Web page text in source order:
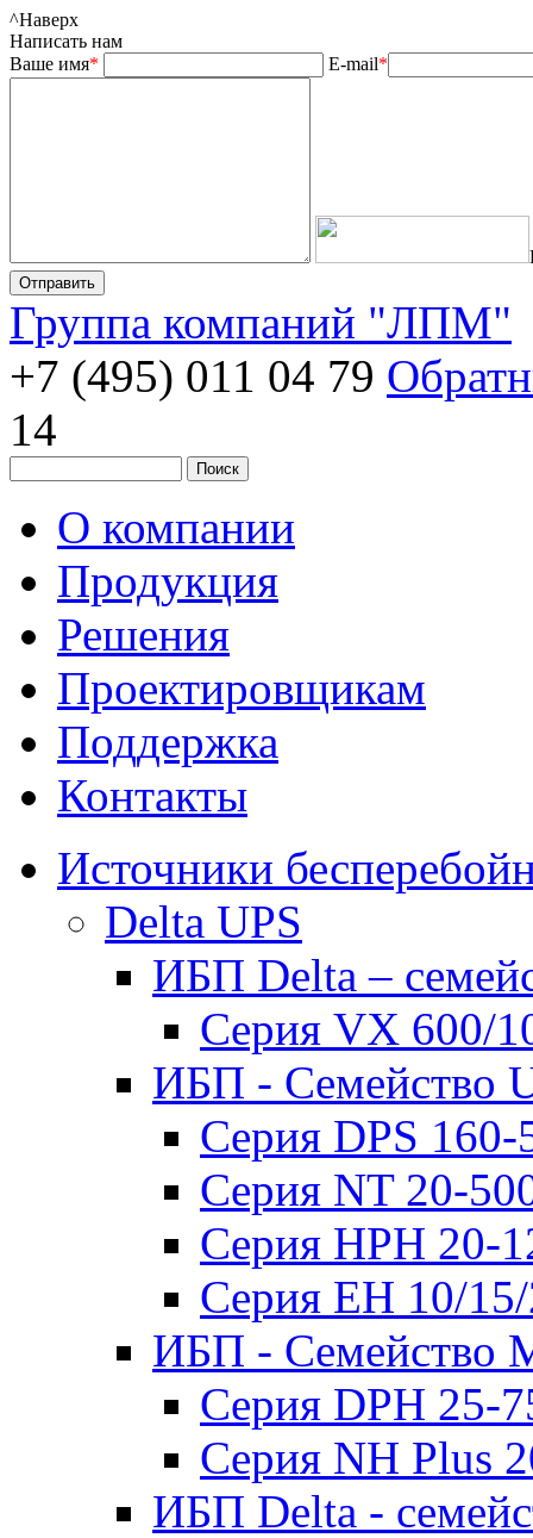
^Наверх
Написать нам
Ваше имя* E-mail*
Группа компаний "ЛПМ"
+7 (495) 011 04 79
14
О компании
Продукция
Решения
Проектировщикам
Поддержка
Контакты
Источники
Delta UPS
ИБП Delta –
Серия VX 600/
ИБП - Семейство
Серия DPS
Серия NT 20-
Серия HPH 20-
Серия EH 10/
ИБП - Семейство
Серия DPH 25-
Серия NH Plus
ИБП Delta -